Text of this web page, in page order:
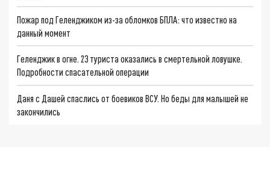
Пожар под Геленджиком из-за обломков БПЛА: что известно на
данный момент
Геленджик в огне. 23 туриста оказались в смертельной ловушке.
Подробности спасательной операции
Даня с Дашей спаслись от боевиков ВСУ. Но беды для малышей не
закончились